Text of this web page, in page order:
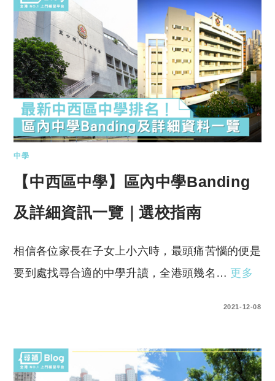
中學
【中西區中學】區內中學Banding
及詳細資訊一覽｜選校指南
相信各位家長在子女上小六時，最頭痛苦惱的便是
要到處找尋合適的中學升讀，全港頭幾名… 更多
2021-12-08